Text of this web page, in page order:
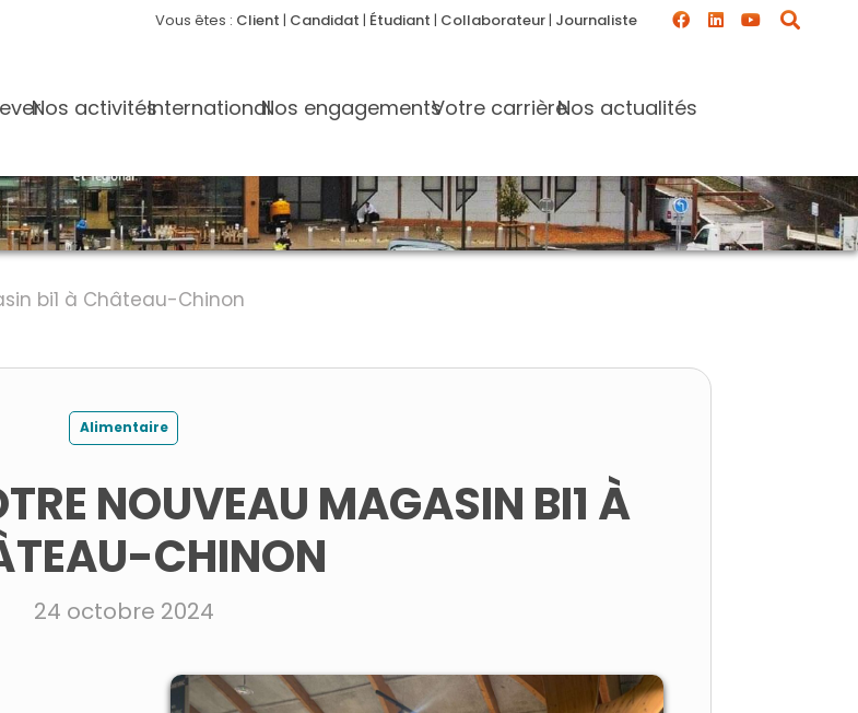
Vous êtes : Client | Candidat | Étudiant | Collaborateur| Journaliste
Nos activitésInternationalNos engagementsVotre carrièreNos actualités
bi1 à Château-Chinon
Alimentaire
NOUVEAU MAGASIN BI1 À
CHINON
24 octobre 2024